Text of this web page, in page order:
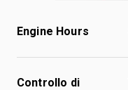
Engine Hours
Controllo di